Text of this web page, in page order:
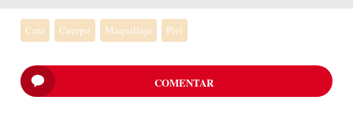
Cara Cuerpo Maquillaje Piel
COMENTAR